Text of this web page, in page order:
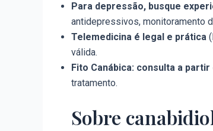
Para depressão, busque
antidepressivos, monitoramento
Telemedicina é legal e prática
válida.
Fito Canábica: consulta a partir
tratamento.
Sobre